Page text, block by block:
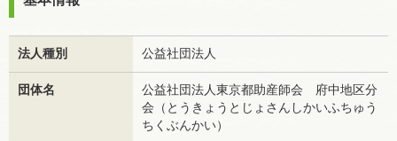
法人種別 公益社団法人
団体名
公益社団法人東京都助産師会 府中地区分
会（とうきょうとじょさんしかいふちゅう
ちくぶんかい）